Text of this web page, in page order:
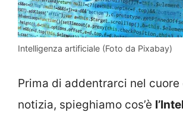
Intelligenza artificiale (Foto da Pixabay)
Prima di addentrarci nel cuore
notizia, spieghiamo cos’è